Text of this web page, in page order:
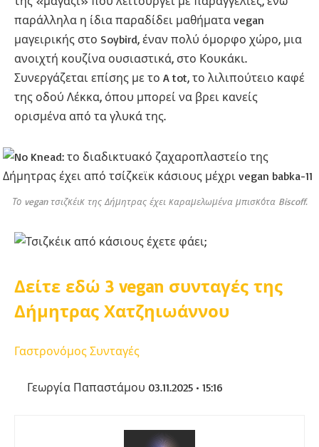
παράλληλα η ίδια παραδίδει μαθήματα vegan
μαγειρικής στο Soybird, έναν πολύ όμορφο χώρο, μια
ανοιχτή κουζίνα ουσιαστικά, στο Κουκάκι.
Συνεργάζεται επίσης με το A tot, το λιλιπούτειο καφέ
της οδού Λέκκα, όπου μπορεί να βρει κανείς
ορισμένα από τα γλυκά της.
Το vegan τσιζκέικ της Δήμητρας έχει καραμελωμένα μπισκότα Biscoff.
Δείτε εδώ 3 vegan συνταγές της
Δήμητρας Χατζηιωάννου
Γαστρονόμος Συνταγές
Γεωργία Παπαστάμου 03.11.2025 • 15:16